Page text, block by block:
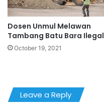
Dosen Unmul Melawan
Tambang Batu Bara Ilegal
October 19, 2021
Leave a Reply